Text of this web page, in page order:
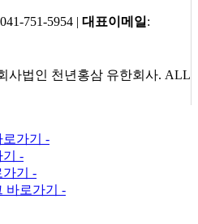
751-5954 | 대표이메일 :
사법인 천년홍삼 유한회사. ALL
로가기 -
기 -
가기 -
바로가기 -